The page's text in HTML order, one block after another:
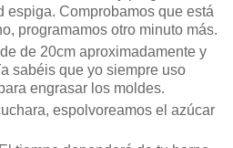
espiga. Comprobamos que está
programamos otro minuto más.
de 20cm aproximadamente y
sabéis que yo siempre uso
engrasar los moldes.
espolvoreamos el azúcar